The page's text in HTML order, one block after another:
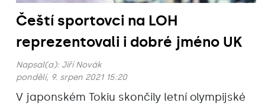
Čeští sportovci na LOH
reprezentovali i dobré jméno UK
Napsal(a): Jiří Novák
pondělí, 9. srpen 2021 15:20
V japonském Tokiu skončily letní olympijské